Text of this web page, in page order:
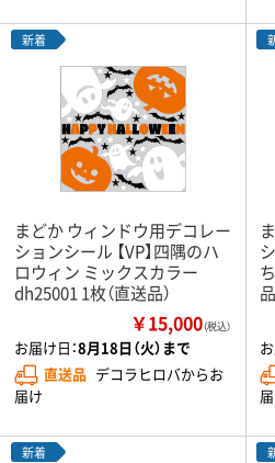
新着
まどか ウィンドウ用デコレー
ションシール 【VP】四隅のハ
ロウィン ミックスカラー
dh25001 1枚（直送品）
￥15,000（税込）
お届け日：8月18日（火）まで
直送品 デコラヒロバからお
届け
品
新着